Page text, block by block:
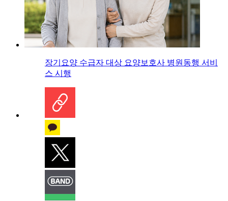
장기요양 수급자 대상 요양보호사 병원동행 서비
스 시행